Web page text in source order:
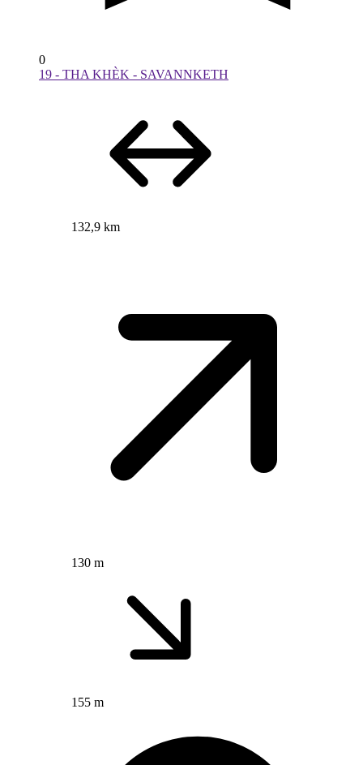
0
19 - THA KHÈK - SAVANNKETH
132,9 km
130 m
155 m